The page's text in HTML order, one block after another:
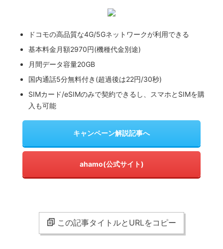
ドコモの高品質な4G/5Gネットワークが利用できる
基本料金月額2970円(機種代金別途)
月間データ容量20GB
国内通話5分無料付き(超過後は22円/30秒)
SIMカード/eSIMのみで契約できるし、スマホとSIMを購
入も可能
キャンペーン解説記事へ
ahamo(公式サイト)
この記事タイトルとURLをコピー